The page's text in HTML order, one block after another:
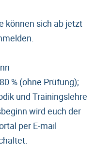
können sich ab jetzt
% (ohne Prüfung);
und Trainingslehre
wird euch der
per E-mail